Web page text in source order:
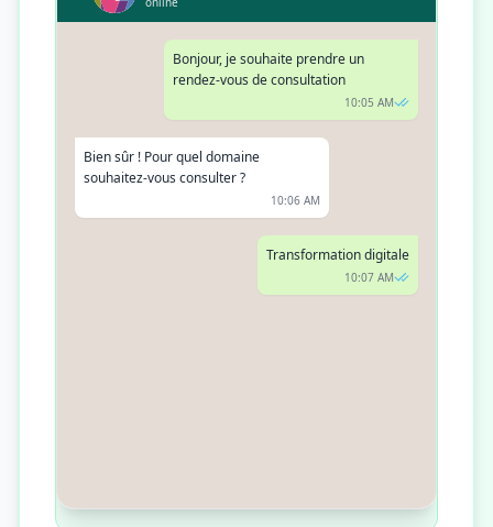
Bonjour, je souhaite prendre un
rendez-vous de consultation
10:05 AM
Bien sûr ! Pour quel domaine
souhaitez-vous consulter ?
10:06 AM
Transformation digitale
10:07 AM